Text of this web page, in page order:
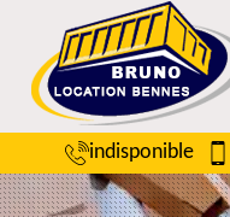
indisponible